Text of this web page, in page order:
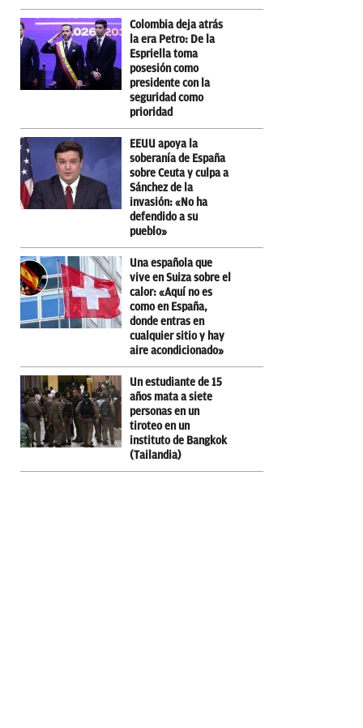
Colombia deja atrás
la era Petro: De la
Espriella toma
posesión como
presidente con la
seguridad como
prioridad
EEUU apoya la
soberanía de España
sobre Ceuta y culpa a
Sánchez de la
invasión: «No ha
defendido a su
pueblo»
Una española que
vive en Suiza sobre el
calor: «Aquí no es
como en España,
donde entras en
cualquier sitio y hay
aire acondicionado»
Un estudiante de 15
años mata a siete
personas en un
tiroteo en un
instituto de Bangkok
(Tailandia)